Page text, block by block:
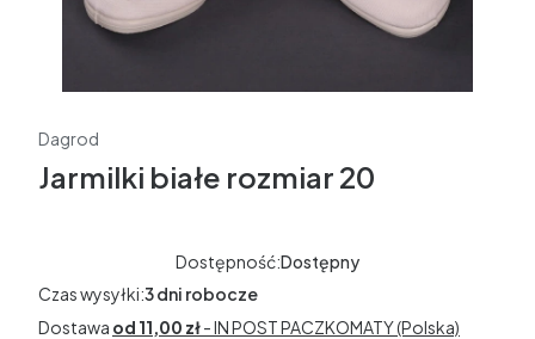
Dagrod
Jarmilki białe rozmiar 20
Dostępność:Dostępny
Czas wysyłki:3 dni robocze
Dostawa od 11,00 zł- IN POST PACZKOMATY (Polska)